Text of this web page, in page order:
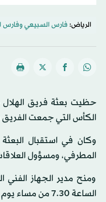
الرياض: فارس السبيعيوفارس
حظيت بعثة فريق الهلال
الكأس التي جمعت الفريق
وكان في استقبال البعثة
المطرفي، ومسؤول
ومنح مدير الجهاز
الساعة 7.30 من مساء يوم غد السبت.